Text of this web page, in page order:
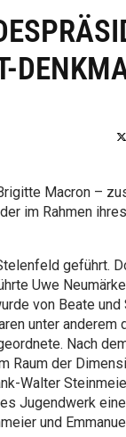
Macron –
im Rahmen ihres
geführt.
Uwe
von Beate
unter anderem
Nach
Raum der
Walter
Jugendwerk
und